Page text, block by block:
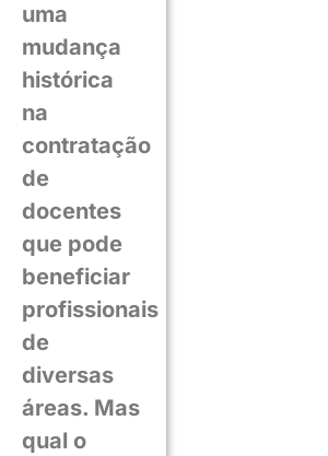
uma
mudança
histórica
na
contratação
de
docentes
que pode
beneficiar
profissionais
de
diversas
áreas. Mas
qual o